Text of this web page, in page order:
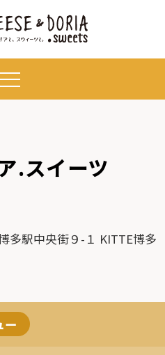
.スイーツ
多駅中央街９-１ KITTE博多
ー